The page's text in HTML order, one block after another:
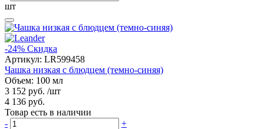
шт
-24% Скидка
Артикул: LR599458
Чашка низкая с блюдцем (темно-синяя)
Объем: 100 мл
3 152 руб. /шт
4 136 руб.
Товар есть в наличии
-
+